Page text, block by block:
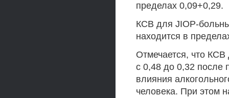
пределах 0,09+0,29.
КСВ для JIOP-
находится в
Отмечается, что
с 0,48 до 0,32 после
влияния
человека. При этом